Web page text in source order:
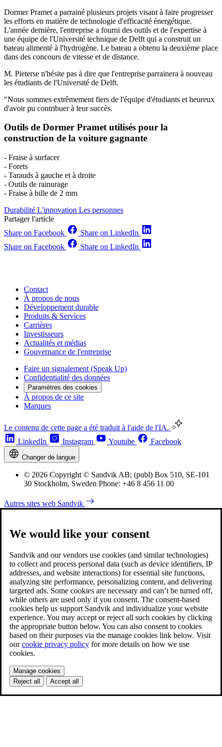
Dormer Pramet a parrainé plusieurs projets visant à faire progresser
les efforts en matière de technologie d'efficacité énergétique.
L'année dernière, l'entreprise a fourni des outils et de l'expertise à
une équipe de l'Université technique de Delft qui a construit un
bateau alimenté à l'hydrogène. Le bateau a obtenu la deuxième place
dans des concours de vitesse et de distance.
M. Pieterse n'hésite pas à dire que l'entreprise parrainera à nouveau
les étudiants de l'Université de Delft.
"Nous sommes extrêmement fiers de l'équipe d'étudiants et heureux
d'avoir pu contribuer à leur succès.
Outils de Dormer Pramet utilisés pour la
construction de la voiture gagnante
- Fraise à surfacer
- Forets
- Tarauds à gauche et à droite
- Outils de rainurage
- Fraise à bille de 2 mm
Durabilité L'innovation Les personnes
Partager l'article
Share on Facebook
Share on LinkedIn
Share on Facebook
Share on LinkedIn
Contact
À propos de nous
Développement durable
Produits & Services
Carrières
Investisseurs
Actualités et médias
Gouvernance de l'entreprise
Faire un signalement (Speak Up)
Confidentialité des données
Paramètres des cookies
À propos de ce site
Marques
Le contenu de cette page a été traduit à l'aide de l'IA.
LinkedIn
Instagram Youtube Facebook
Changer de langue
© 2026 Copyright © Sandvik AB; (publ) Box 510, SE-101
30 Stockholm, Sweden Phone: +46 8 456 11 00
Autres sites web Sandvik
We would like your consent
Sandvik and our vendors use cookies (and similar technologies)
to collect and process personal data (such as device identifiers, IP
addresses, and website interactions) for essential site functions,
analyzing site performance, personalizing content, and delivering
targeted ads. Some cookies are necessary and can’t be turned off,
while others are used only if you consent. The consent-based
cookies help us support Sandvik and individualize your website
experience. You may accept or reject all such cookies by clicking
the appropriate button below. You can also consent to cookies
based on their purposes via the manage cookies link below. Visit
ourcookie privacy policy for more details on how we use
cookies.
Manage cookies
Reject all
Accept all